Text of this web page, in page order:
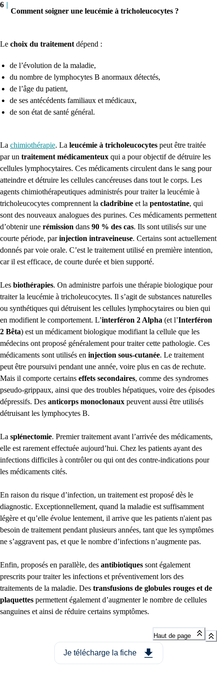
6 |
Comment soigner une leucémie à tricholeucocytes ?
Le choix du traitement dépend :
de l’évolution de la maladie,
du nombre de lymphocytes B anormaux détectés,
de l’âge du patient,
de ses antécédents familiaux et médicaux,
de son état de santé général.
La chimiothérapie. La leucémie à tricholeucocytes peut être traitée
par un traitement médicamenteux qui a pour objectif de détruire les
cellules lymphocytaires. Ces médicaments circulent dans le sang pour
atteindre et détruire les cellules cancéreuses dans tout le corps. Les
agents chimiothérapeutiques administrés pour traiter la leucémie à
tricholeucocytes comprennent la cladribine et la pentostatine, qui
sont des nouveaux analogues des purines. Ces médicaments permettent
d’obtenir une rémission dans 90 % des cas. Ils sont utilisés sur une
courte période, parinjection intraveineuse. Certains sont actuellement
donnés par voie orale. C’est le traitement utilisé en première intention,
car il est efficace, de courte durée et bien supporté.
Les biothérapies. On administre parfois une thérapie biologique pour
traiter la leucémie à tricholeucocytes. Il s’agit de substances naturelles
ou synthétiques qui détruisent les cellules lymphocytaires ou bien qui
en modifient le comportement. L’interféron 2 Alpha (et l’Interféron
2 Bêta) est un médicament biologique modifiant la cellule que les
médecins ont proposé généralement pour traiter cette pathologie. Ces
médicaments sont utilisés en injection sous-cutanée. Le traitement
peut être poursuivi pendant une année, voire plus en cas de rechute.
Mais il comporte certains effets secondaires, comme des syndromes
pseudo-grippaux, ainsi que des troubles hépatiques, voire des épisodes
dépressifs. Des anticorps monoclonaux peuvent aussi être utilisés
détruisant les lymphocytes B.
La splénectomie. Premier traitement avant l’arrivée des médicaments,
elle est rarement effectuée aujourd’hui. Chez les patients ayant des
infections difficiles à contrôler ou qui ont des contre-indications pour
les médicaments cités.
En raison du risque d’infection, un traitement est proposé dès le
diagnostic. Exceptionnellement, quand la maladie est suffisamment
légère et qu’elle évolue lentement, il arrive que les patients n'aient pas
besoin de traitement pendant plusieurs années, tant que les symptômes
ne s’aggravent pas, et que le nombre d’infections n’augmente pas.
Enfin, proposés en parallèle, des antibiotiques sont également
prescrits pour traiter les infections et préventivement lors des
traitements de la maladie. Des transfusions de globules rouges et de
plaquettes permettent également d’augmenter le nombre de cellules
sanguines et ainsi de réduire certains symptômes.
Haut de page
Je télécharge la fiche